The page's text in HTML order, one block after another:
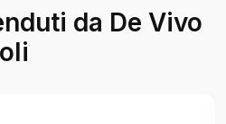
da De Vivo